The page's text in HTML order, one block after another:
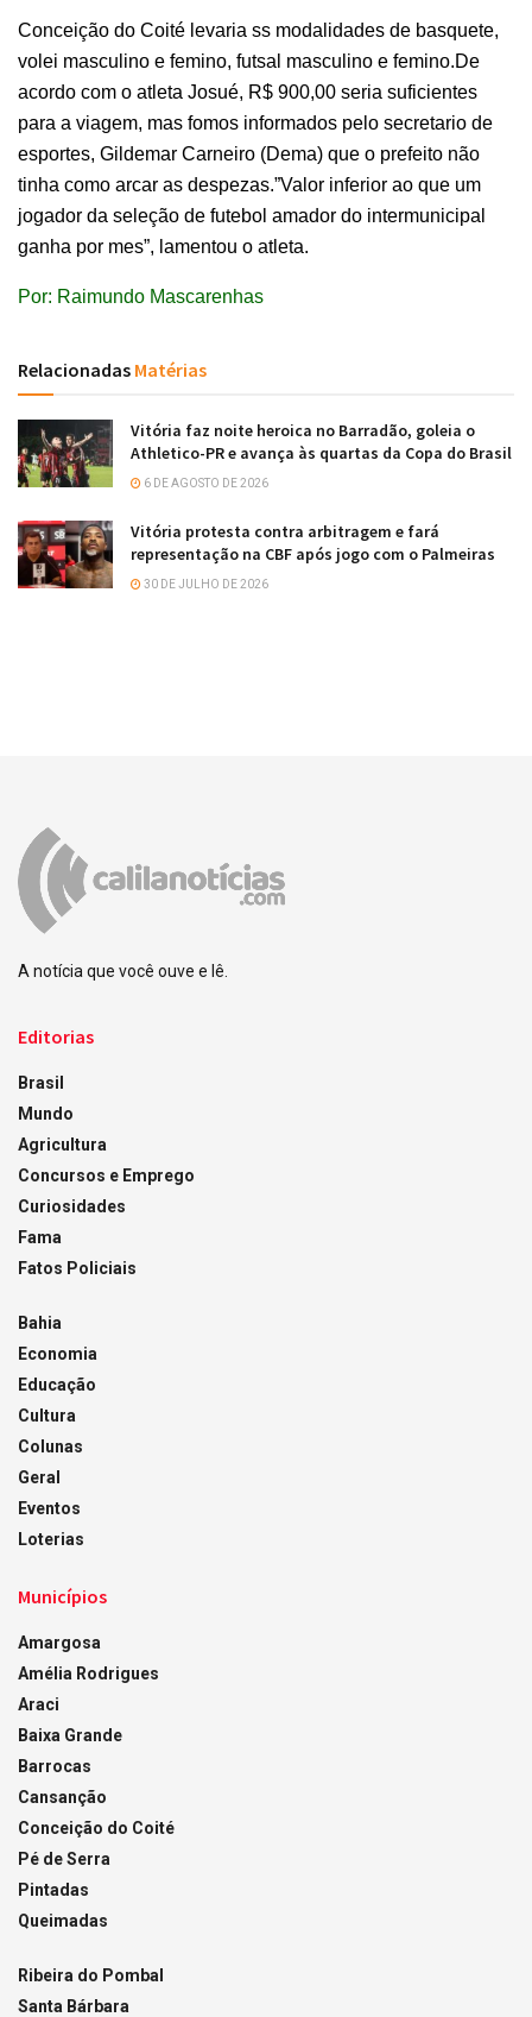
Conceição do Coité levaria ss modalidades de basquete,
volei masculino e femino, futsal masculino e femino.De
acordo com o atleta Josué, R$ 900,00 seria suficientes
para a viagem, mas fomos informados pelo secretario de
esportes, Gildemar Carneiro (Dema) que o prefeito não
tinha como arcar as despezas.”Valor inferior ao que um
jogador da seleção de futebol amador do intermunicipal
ganha por mes”, lamentou o atleta.
Por: Raimundo Mascarenhas
Relacionadas Matérias
Vitória faz noite heroica no Barradão, goleia o
Athletico-PR e avança às quartas da Copa do Brasil
6 DE AGOSTO DE 2026
Vitória protesta contra arbitragem e fará
representação na CBF após jogo com o Palmeiras
30 DE JULHO DE 2026
A notícia que você ouve e lê.
Editorias
Brasil
Mundo
Agricultura
Concursos e Emprego
Curiosidades
Fama
Fatos Policiais
Bahia
Economia
Educação
Cultura
Colunas
Geral
Eventos
Loterias
Municípios
Amargosa
Amélia Rodrigues
Araci
Baixa Grande
Barrocas
Cansanção
Conceição do Coité
Pé de Serra
Pintadas
Queimadas
Ribeira do Pombal
Santa Bárbara